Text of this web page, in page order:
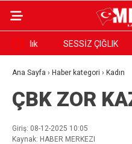
SESSİZ ÇIĞLIK
Ana Sayfa › Haber kategori › Kadın
ÇBK ZOR
Giriş: 08-12-2025 10:05
Kaynak: HABER MERKEZI